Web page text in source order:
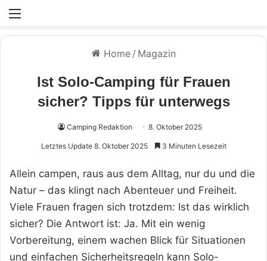
Home / Magazin
Ist Solo-Camping für Frauen
sicher? Tipps für unterwegs
Camping Redaktion 8. Oktober 2025
Letztes Update 8. Oktober 2025 3 Minuten Lesezeit
Allein campen, raus aus dem Alltag, nur du und die
Natur – das klingt nach Abenteuer und Freiheit.
Viele Frauen fragen sich trotzdem: Ist das wirklich
sicher? Die Antwort ist: Ja. Mit ein wenig
Vorbereitung, einem wachen Blick für Situationen
und einfachen Sicherheitsregeln kann Solo-